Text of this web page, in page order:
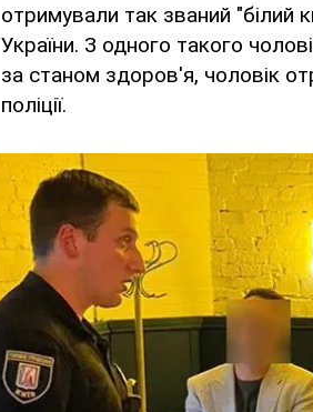
отримували так званий "білий
України. З одного такого
за станом здоров'я, чоловік
поліції.